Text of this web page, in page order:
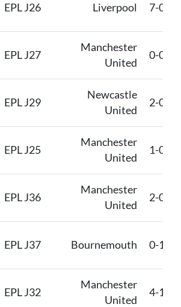
EPL J26 Liverpool 7-0
EPL J27
Manchester
United
0-0
EPL J29
Newcastle
United
2-0
EPL J25
Manchester
United
1-0
EPL J36
Manchester
United
2-0
EPL J37 Bournemouth 0-1
EPL J32
Manchester
United
4-1